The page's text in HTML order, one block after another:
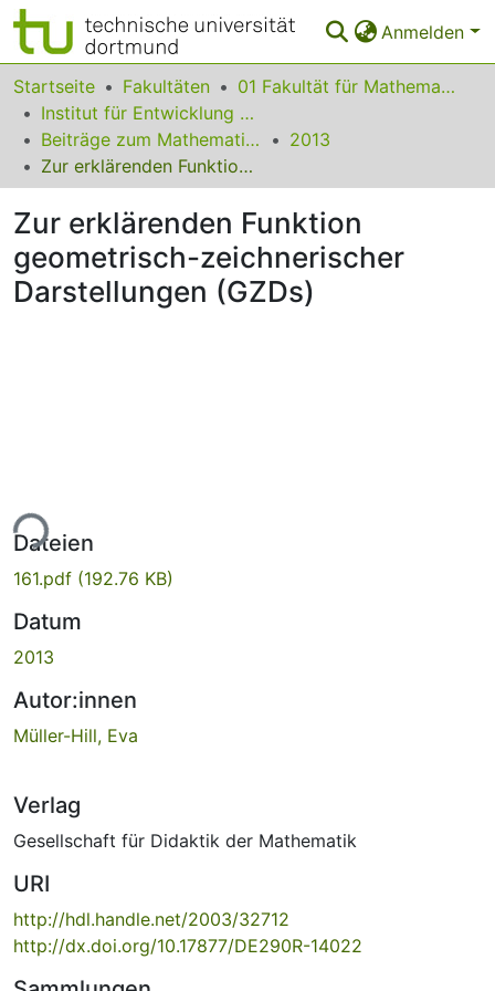
Anmelden
Bereiche & Sammlungen
Das gesamte Repositorium
Statistiken
FAQ
Leitlinien
Zurück zur Startseite
Startseite Fakultäten
01 Fakultät für Mathematik
Institut für Entwicklung und Erforschung des Mathematikunterrichts
Beiträge zum Mathematikunterricht
2013
Zur erklärenden Funktion geometrisch-zeichnerischer Darstellungen (GZDs)
Zur erklärenden Funktion
geometrisch-zeichnerischer
Darstellungen (GZDs)
Dateien
161.pdf (192.76 KB)
Datum
2013
Autor:innen
Müller-Hill, Eva
Verlag
Gesellschaft für Didaktik der Mathematik
URI
http://hdl.handle.net/2003/32712
http://dx.doi.org/10.17877/DE290R-14022